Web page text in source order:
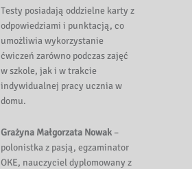
Testy posiadają oddzielne karty z
odpowiedziami i punktacją, co
umożliwia wykorzystanie
ćwiczeń zarówno podczas zajęć
w szkole, jak i w trakcie
indywidualnej pracy ucznia w
domu.
Grażyna Małgorzata Nowak –
polonistka z pasją, egzaminator
OKE, nauczyciel dyplomowany z